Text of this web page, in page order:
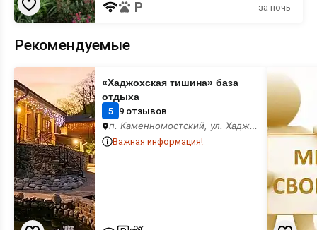
за ночь
Рекомендуемые
«Хаджохская
тишина»
база
отдыха
«Хаджохская тишина» база
отдыха
5 9 отзывов
п. Каменномостский, ул. Хаджохская, 2
Важная информация!
для
вашего
баннера